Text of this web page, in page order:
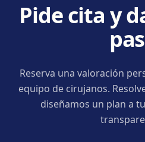
Pide cita y
Reserva una valoración
equipo de cirujanos.
diseñamos un plan a